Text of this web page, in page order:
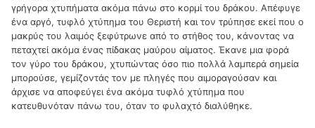
γρήγορα χτυπήματα ακόμα πάνω στο κορμί του δράκου. Απέφυγε
ένα αργό, τυφλό χτύπημα του Θεριστή και τον τρύπησε εκεί που ο
μακρύς του λαιμός ξεφύτρωνε από το στήθος του, κάνοντας να
πεταχτεί ακόμα ένας πίδακας μαύρου αίματος. Έκανε μια φορά
τον γύρο του δράκου, χτυπώντας όσο πιο πολλά λαμπερά σημεία
μπορούσε, γεμίζοντάς τον με πληγές που αιμοραγούσαν και
άρχισε να αποφεύγει ένα ακόμα τυφλό χτύπημα που
κατευθυνόταν πάνω του, όταν το φυλαχτό διαλύθηκε.